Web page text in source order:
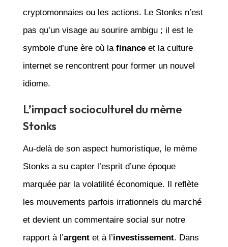
cryptomonnaies ou les actions. Le Stonks n’est
pas qu’un visage au sourire ambigu ; il est le
symbole d’une ère où la financeet la culture
internet se rencontrent pour former un nouvel
idiome.
L’impact socioculturel du mème
Stonks
Au-delà de son aspect humoristique, le mème
Stonks a su capter l’esprit d’une époque
marquée par la volatilité économique. Il reflète
les mouvements parfois irrationnels du marché
et devient un commentaire social sur notre
rapport à l’argentet à l’investissement. Dans